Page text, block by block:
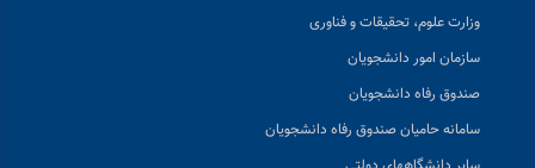
وزارت علوم، تحقیقات و فناوری
سازمان امور دانشجویان
صندوق رفاه دانشجویان
سامانه حامیان صندوق رفاه دانشجویان